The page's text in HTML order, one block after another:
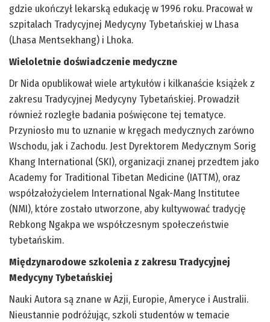
gdzie ukończył lekarską edukację w 1996 roku. Pracował w
szpitalach Tradycyjnej Medycyny Tybetańskiej w Lhasa
(Lhasa Mentsekhang) i Lhoka.
Wieloletnie doświadczenie medyczne
Dr Nida opublikował wiele artykułów i kilkanaście książek z
zakresu Tradycyjnej Medycyny Tybetańskiej. Prowadził
również rozległe badania poświęcone tej tematyce.
Przyniosło mu to uznanie w kręgach medycznych zarówno
Wschodu, jak i Zachodu. Jest Dyrektorem Medycznym Sorig
Khang International (SKI), organizacji znanej przedtem jako
Academy for Traditional Tibetan Medicine (IATTM), oraz
współzałożycielem International Ngak-Mang Institutee
(NMI), które zostało utworzone, aby kultywować tradycję
Rebkong Ngakpa we współczesnym społeczeństwie
tybetańskim.
Międzynarodowe szkolenia z zakresu Tradycyjnej
Medycyny Tybetańskiej
Nauki Autora są znane w Azji, Europie, Ameryce i Australii.
Nieustannie podróżując, szkoli studentów w temacie